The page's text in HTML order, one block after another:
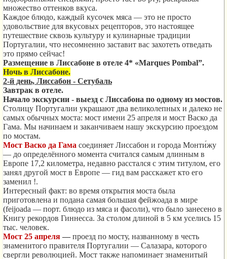
множество оттенков вкуса.
Каждое блюдо, каждый кусочек мяса — это не просто
удовольствие для вкусовых рецепторов, это настоящее
путешествие сквозь культуру и кулинарные традиции
Португалии, что несомненно заставит вас захотеть отведать
это прямо сейчас!
Размещение в Лиссабоне в отеле 4* «Marques Pombal”.
Ночь в Лиссабоне.
2-й день, Лиссабон - Сетубаль
Завтрак в отеле.
Начало экскурсии - выезд с Лиссабона по одному из мостов.
Столицу Португалии украшают два великолепных и далеко не
самых обычных моста: мост имени 25 апреля и мост Васко да
Гама. Мы начинаем и заканчиваем нашу экскурсию проездом
по мостам.
Мост Васко да Гама соединяет Лиссабон и города Монти́жу
— до определённого момента считался самым длинным в
Европе 17,2 километра, недавно расстался с этим титулом, его
занял другой мост в Европе — гид вам расскажет кто его
заменил !.
Интересный факт: во время открытия моста была
приготовлена и подана самая большая фейжоада в мире
(feijoada — порт. блюдо из мяса и фасоли), что было занесено в
Книгу рекордов Гиннесса. За столом длиной в 5 км уселись 15
тыс. человек.
Мост 25 апреля — проезд по мосту, названному в честь
знаменитого правителя Португалии — Салазара, которого
свергли революцией. Мост также напоминает знаменитый